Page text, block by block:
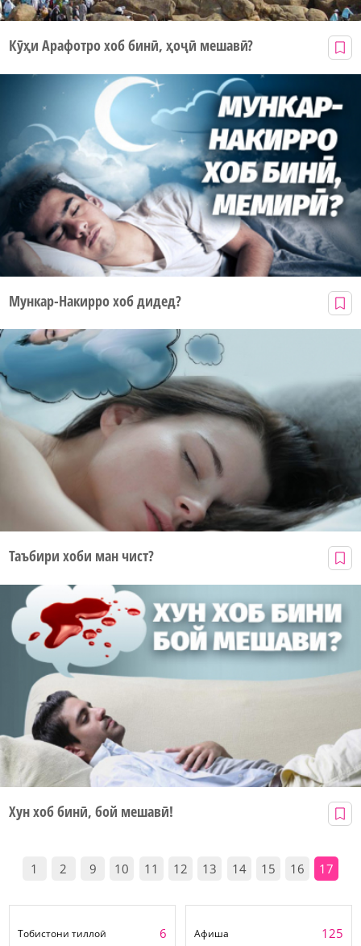
Кӯҳи Арафотро хоб бинӣ, ҳоҷӣ мешавӣ?
Мункар-Накирро хоб дидед?
Таъбири хоби ман чист?
Хун хоб бинӣ, бой мешавӣ!
1 2 9 10 11 12 13 14 15 16 17
Тобистони тиллоӣ 6 Афиша 125